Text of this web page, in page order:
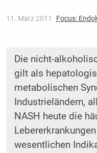
11. März 2011 Focus:
Die nicht-
gilt als
metabolischen
Industrieländern,
NASH heute die
wesentlichen